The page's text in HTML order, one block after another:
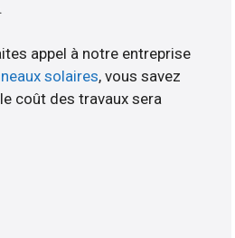
appel à notre entreprise
solaires, vous savez
coût des travaux sera